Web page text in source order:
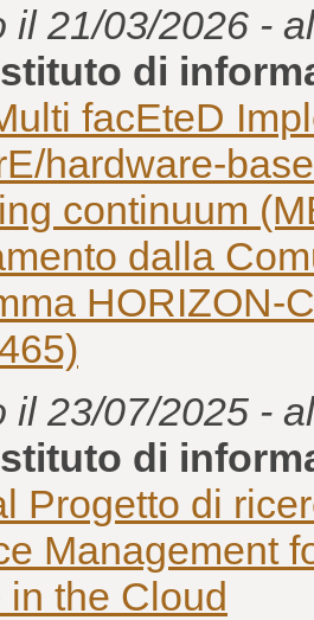
il 21/03/2026 -
di
facEteD
hardware-
continuum
dalla
HORIZON-
il 23/07/2025 -
di
Progetto di
Management
in the Cloud